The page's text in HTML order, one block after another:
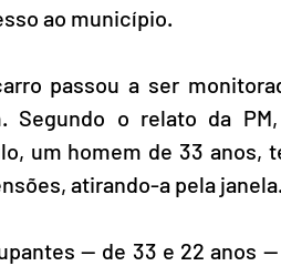
ao município.
passou a ser
Segundo o relato da
um homem de 33 anos,
atirando-a pela janela.
— de 33 e 22 anos